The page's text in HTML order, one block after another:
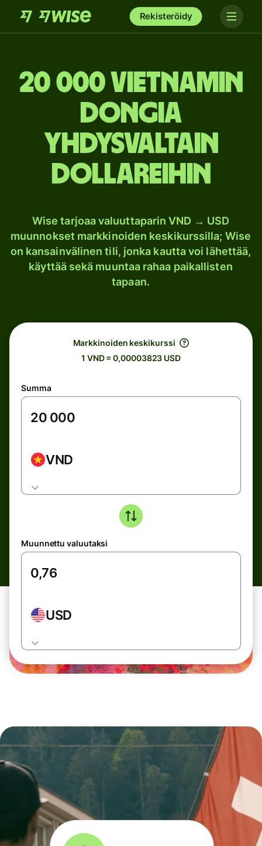
Rekisteröidy
20 000 Vietnamin
dongia
Yhdysvaltain
dollareihin
Wise tarjoaa valuuttaparin VND → USD
muunnokset markkinoiden keskikurssilla; Wise
on kansainvälinen tili, jonka kautta voi lähettää,
käyttää sekä muuntaa rahaa paikallisten
tapaan.
Markkinoiden keskikurssi
1 VND = 0,00003823 USD
Summa
VND
Muunnettu valuutaksi
USD